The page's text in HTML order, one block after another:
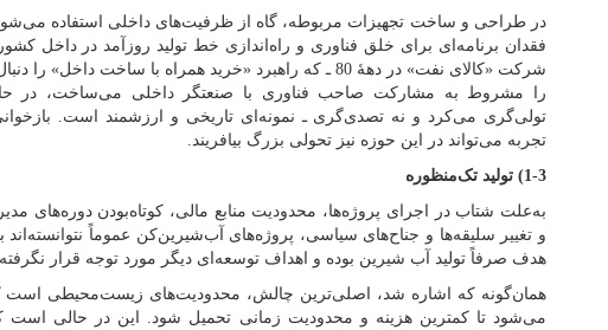
در طراحی و ساخت تجهیزات مربوطه، گاه از ظرفیت‌های داخلی استفاده
فقدان برنامه‌ای برای خلق فناوری و راه‌اندازی خط تولید روزآمد در داخل
شرکت «کالای نفت» در دهۀ 80 ـ که راهبرد «خرید همراه با ساخت
را مشروط به مشارکت صاحب فناوری با صنعتگر داخلی می‌ساخت، در
تولی‌گری می‌کرد و نه تصدی‌گری ـ نمونه‌ای تاریخی و ارزشمند است.
تجربه می‌تواند در این حوزه نیز تحولی بزرگ بیافریند.
1-3) تولید تک‌منظوره
به‌علت شتاب در اجرای پروژه‌ها، محدودیت منابع مالی، کوتاه‌بودن دوره‌های
و تغییر سلیقه‌ها و جناح‌های سیاسی، پروژه‌های آب‌شیرین‌کن عموماً
هدف صرفاً تولید آب شیرین بوده و اهداف توسعه‌ای دیگر مورد توجه قرار
همان‌گونه که اشاره شد، اصلی‌ترین چالش، محدودیت‌های زیست‌محیطی است
می‌شود تا کمترین هزینه و محدودیت زمانی تحمیل شود. این در حالی است